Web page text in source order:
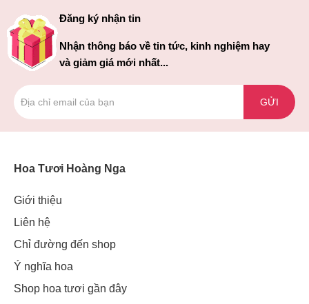
Đăng ký nhận tin
Nhận thông báo về tin tức, kinh nghiệm hay
và giảm giá mới nhất...
GỬI
Hoa Tươi Hoàng Nga
Giới thiệu
Liên hệ
Chỉ đường đến shop
Ý nghĩa hoa
Shop hoa tươi gần đây